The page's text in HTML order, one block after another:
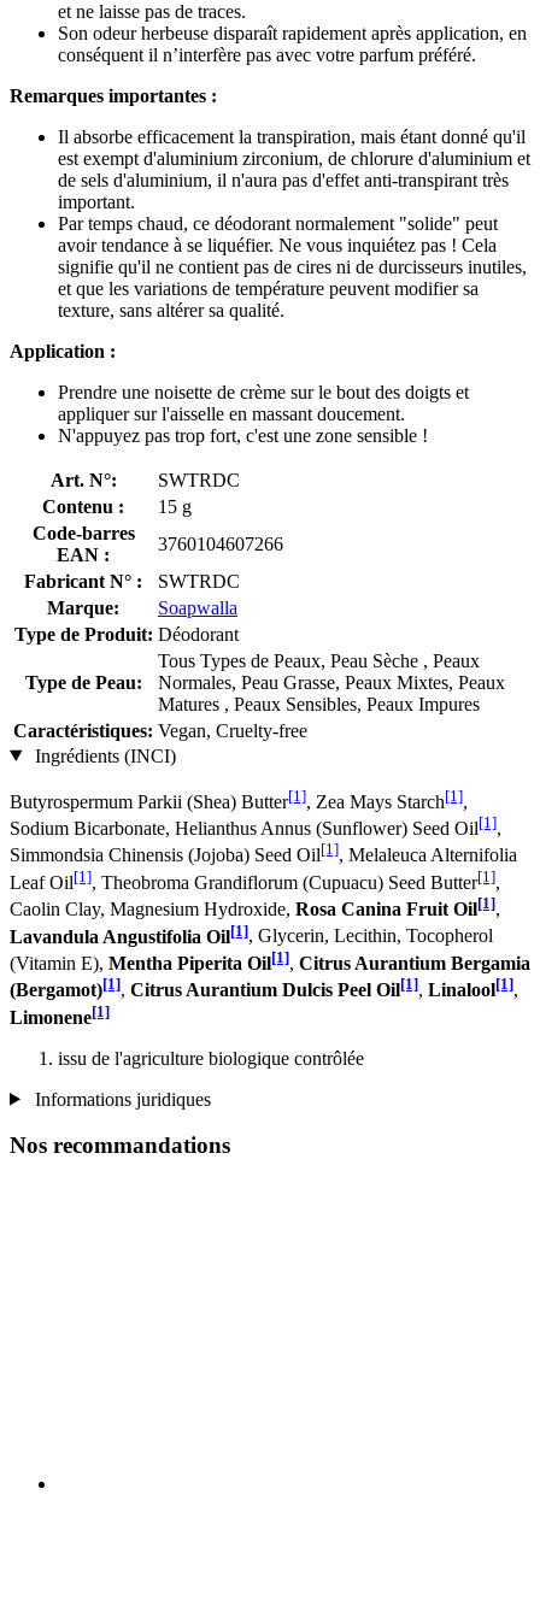
et ne laisse pas de traces.
Son odeur herbeuse disparaît rapidement après application, en
conséquent il n’interfère pas avec votre parfum préféré.
Remarques importantes :
Il absorbe efficacement la transpiration, mais étant donné qu'il
est exempt d'aluminium zirconium, de chlorure d'aluminium et
de sels d'aluminium, il n'aura pas d'effet anti-transpirant très
important.
Par temps chaud, ce déodorant normalement "solide" peut
avoir tendance à se liquéfier. Ne vous inquiétez pas ! Cela
signifie qu'il ne contient pas de cires ni de durcisseurs inutiles,
et que les variations de température peuvent modifier sa
texture, sans altérer sa qualité.
Application :
Prendre une noisette de crème sur le bout des doigts et
appliquer sur l'aisselle en massant doucement.
N'appuyez pas trop fort, c'est une zone sensible !
Art. N°:
SWTRDC
Contenu :
15 g
Code-barres
EAN :
3760104607266
Fabricant N° :
SWTRDC
Marque:
Soapwalla
Type de Produit: Déodorant
Type de Peau:
Tous Types de Peaux, Peau Sèche , Peaux
Normales, Peau Grasse, Peaux Mixtes, Peaux
Matures , Peaux Sensibles, Peaux Impures
Caractéristiques: Vegan, Cruelty-free
Ingrédients (INCI)
Butyrospermum Parkii (Shea) Butter[1], Zea Mays Starch[1],
Sodium Bicarbonate, Helianthus Annus (Sunflower) Seed Oil[1],
Simmondsia Chinensis (Jojoba) Seed Oil[1], Melaleuca Alternifolia
Leaf Oil[1], Theobroma Grandiflorum (Cupuacu) Seed Butter[1],
Caolin Clay, Magnesium Hydroxide, Rosa Canina Fruit Oil[1],
Lavandula Angustifolia Oil[1], Glycerin, Lecithin, Tocopherol
(Vitamin E), Mentha Piperita Oil[1], Citrus Aurantium Bergamia
(Bergamot)[1], Citrus Aurantium Dulcis Peel Oil[1], Linalool[1],
Limonene[1]
issu de l'agriculture biologique contrôlée
Informations juridiques
Nos recommandations